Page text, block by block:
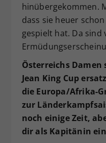
hinübergekommen.
dass sie heuer
gespielt hat. Da sind
Österreichs
Jean King Cup
die Europa/Afrika-
zur
noch einige Zeit,
dir als Kapitänin